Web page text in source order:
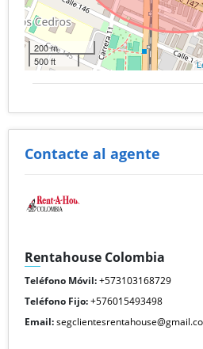
200 m
500 ft
Contacte al agente
Rentahouse Colombia
Teléfono Móvil:+573103168729
Teléfono Fijo:+576015493498
Email: